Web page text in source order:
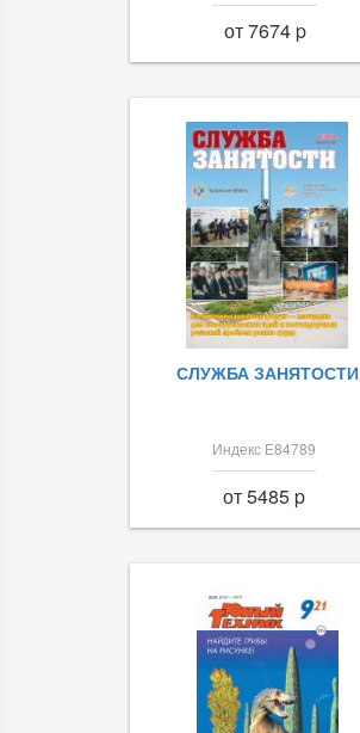
от 7674 p
СЛУЖБА ЗАНЯТОСТИ
Индекс Е84789
от 5485 p